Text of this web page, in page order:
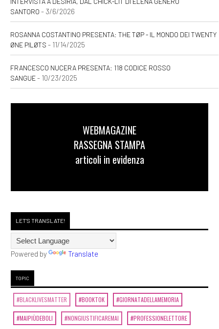
SANTORO - 3/6/2026
ROSANNA COSTANTINO PRESENTA: THE TØP - IL MONDO DEI TWENTY
ØNE PILØTS - 11/14/2025
FRANCESCO NUCERA PRESENTA: 118 CODICE ROSSO
SANGUE- 10/23/2025
WEBMAGAZINE
RASSEGNA STAMPA
articoli in evidenza
LET'S TRANSLATE!
Powered by Translate
TOPIC
#BLACKLIVESMATTER #BOOKTOK #GIORNATADELLAMEMORIA
#MAIPIÙDEBOLI #NONGIUSTIFICAREMAI #PROFESSIONELETTORE